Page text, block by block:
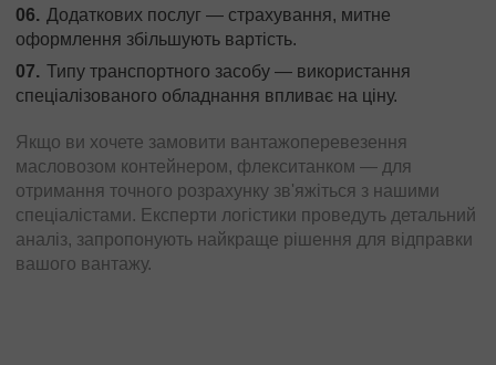
Додаткових послуг — страхування, митне
оформлення збільшують вартість.
Типу транспортного засобу — використання
спеціалізованого обладнання впливає на ціну.
Якщо ви хочете замовити вантажоперевезення
масловозом контейнером, флекситанком — для
отримання точного розрахунку зв'яжіться з нашими
спеціалістами. Експерти логістики проведуть детальний
аналіз, запропонують найкраще рішення для відправки
вашого вантажу.